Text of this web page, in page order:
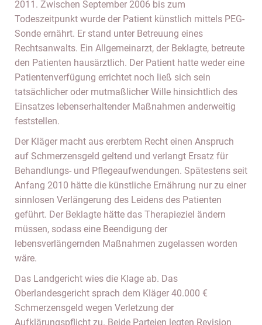
2011. Zwischen September 2006 bis zum
Todeszeitpunkt wurde der Patient künstlich mittels PEG-
Sonde ernährt. Er stand unter Betreuung eines
Rechtsanwalts. Ein Allgemeinarzt, der Beklagte, betreute
den Patienten hausärztlich. Der Patient hatte weder eine
Patientenverfügung errichtet noch ließ sich sein
tatsächlicher oder mutmaßlicher Wille hinsichtlich des
Einsatzes lebenserhaltender Maßnahmen anderweitig
feststellen.
Der Kläger macht aus ererbtem Recht einen Anspruch
auf Schmerzensgeld geltend und verlangt Ersatz für
Behandlungs- und Pflegeaufwendungen. Spätestens seit
Anfang 2010 hätte die künstliche Ernährung nur zu einer
sinnlosen Verlängerung des Leidens des Patienten
geführt. Der Beklagte hätte das Therapieziel ändern
müssen, sodass eine Beendigung der
lebensverlängernden Maßnahmen zugelassen worden
wäre.
Das Landgericht wies die Klage ab. Das
Oberlandesgericht sprach dem Kläger 40.000 €
Schmerzensgeld wegen Verletzung der
Aufklärungspflicht zu. Beide Parteien legten Revision